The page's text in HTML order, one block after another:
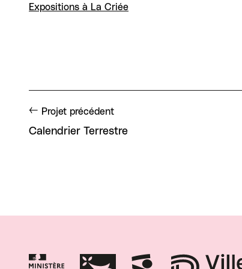
Expositions à La Criée
Projet précédent
Calendrier Terrestre